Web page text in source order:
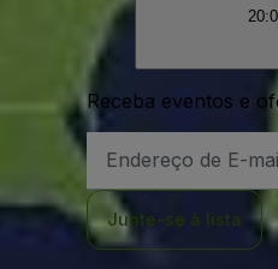
Receba eventos e
de
Junte-se à lista